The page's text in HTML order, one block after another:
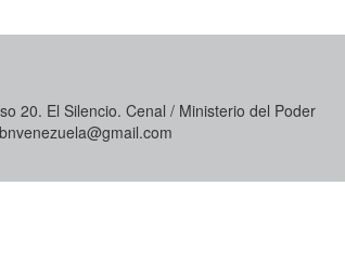
20. El Silencio. Cenal / Ministerio del Poder